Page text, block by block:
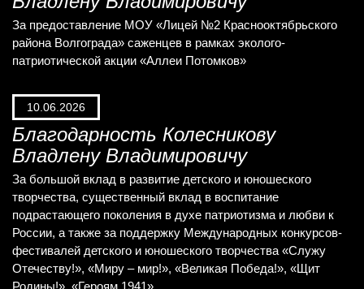
За предоставление МОУ «Лицей №2 Краснооктябрьского
района Волгограда» саженцев в рамках эколого-
патриотической акции «Аллеи Потомков»
10.06.2026
Благодарность Колесникову
Владлену Владимировичу
За большой вклад в развитие детского и юношеского
творчества, существенный вклад в воспитание
подрастающего поколения в духе патриотизма и любви к
России, а также за поддержку Международных конкурсов-
фестивалей детского и юношеского творчества «Служу
Отечеству!», «Миру – мир!», «Великая Победа!», «Щит
Родины!», «Героям 1941»